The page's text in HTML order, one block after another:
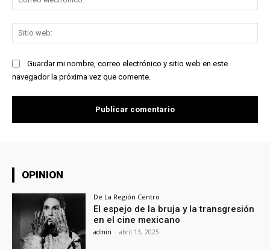
Guardar mi nombre, correo electrónico y sitio web en este
navegador la próxima vez que comente.
OPINION
De La Región Centro
El espejo de la bruja y la transgresión
en el cine mexicano
admin - abril 13, 2025